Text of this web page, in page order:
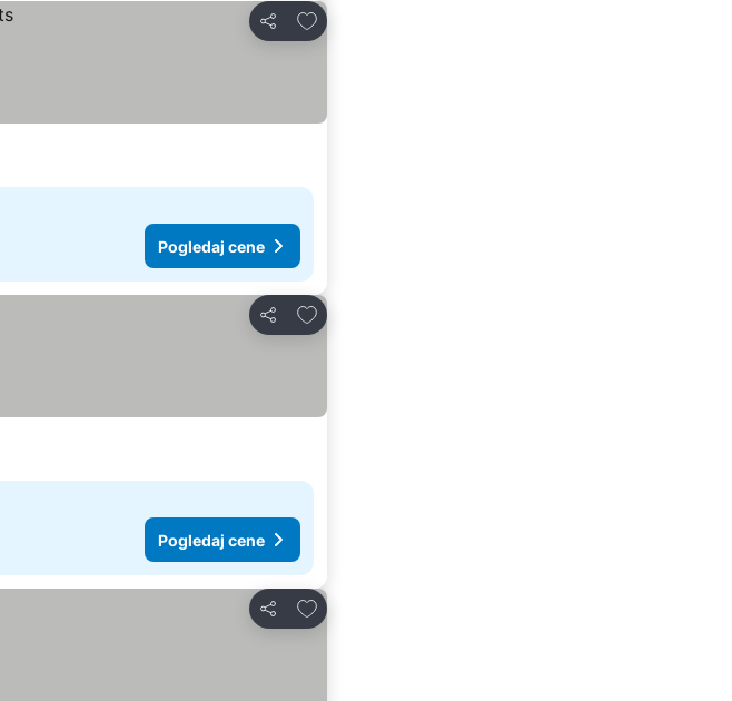
Deli
Dodati u favorite
Pogledaj cene
Deli
Dodati u favorite
Pogledaj cene
Deli
Dodati u favorite